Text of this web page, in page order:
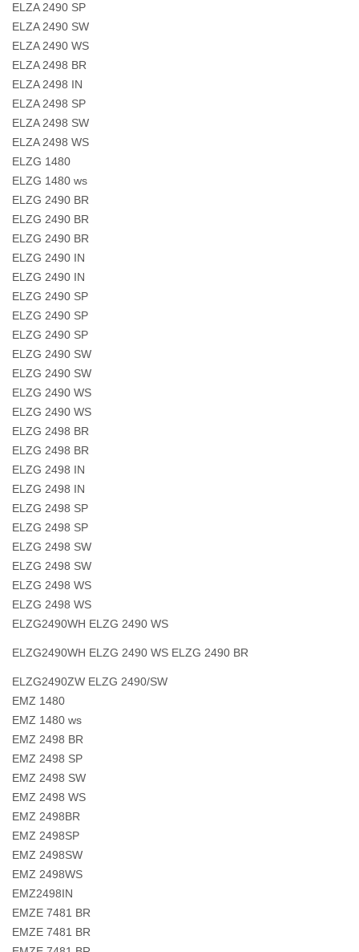
ELZA 2490 SP
ELZA 2490 SW
ELZA 2490 WS
ELZA 2498 BR
ELZA 2498 IN
ELZA 2498 SP
ELZA 2498 SW
ELZA 2498 WS
ELZG 1480
ELZG 1480 ws
ELZG 2490 BR
ELZG 2490 BR
ELZG 2490 BR
ELZG 2490 IN
ELZG 2490 IN
ELZG 2490 SP
ELZG 2490 SP
ELZG 2490 SP
ELZG 2490 SW
ELZG 2490 SW
ELZG 2490 WS
ELZG 2490 WS
ELZG 2498 BR
ELZG 2498 BR
ELZG 2498 IN
ELZG 2498 IN
ELZG 2498 SP
ELZG 2498 SP
ELZG 2498 SW
ELZG 2498 SW
ELZG 2498 WS
ELZG 2498 WS
ELZG2490WH ELZG 2490 WS
ELZG2490WH ELZG 2490 WS ELZG 2490 BR
ELZG2490ZW ELZG 2490/SW
EMZ 1480
EMZ 1480 ws
EMZ 2498 BR
EMZ 2498 SP
EMZ 2498 SW
EMZ 2498 WS
EMZ 2498BR
EMZ 2498SP
EMZ 2498SW
EMZ 2498WS
EMZ2498IN
EMZE 7481 BR
EMZE 7481 BR